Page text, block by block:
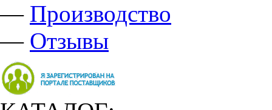
— Производство
— Отзывы